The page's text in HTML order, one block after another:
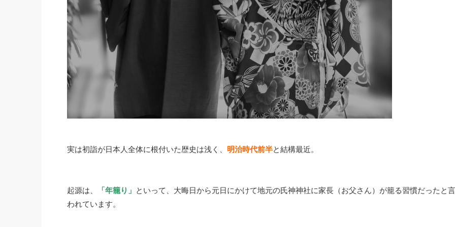
実は初詣が日本人全体に根付いた歴史は浅く、 明治時代前半と結構最近。
起源は、 「年籠り」 といって、大晦日から元日にかけて地元の氏神神社に家長（お父さん）が籠る習慣だったと言
われています。